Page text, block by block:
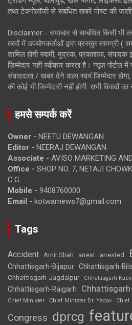
तथा टेक्नोलॉजी से संबंधित खबरें पोस्ट की
Disclaimer - समाचार से सम्बंधित किसी भी
तत्वों में उपयोगकर्ताओं द्वारा प्रस्तुत सामग्री (
शामिल होगी स्वामी, मुद्रक, प्रकाशक,
ज़िम्मेदार नहीं स्वीकार करता है। न्यूज़ पोर्टल
संवाददाता / खबर देने वाला स्वयं जिम्मेदार
की कोई भी जिम्मेदारी नहीं होगी. सभी विवादों का
हमसे सम्पर्क करें
Owner - NEETU DEWANGAN
Editor - NEERAJ DEWANGAN
Associate - AVISO MARKETING
Office - SHOP NO. 7, NETAJI
C.G.
Mobile - 9408760000
Email - kotwarnews7@gmail.com
Tags
Accident Amit Shah arrest arrested
Chhattisgarh-Bijapur Chhattisgarh-
Chhattisgarh-Jagdalpur Chhattisgarh-
Chhattisgarh-Raigarh
Chief Minister
Chief Minister Dr. Yadav Chief
Congress dprcg